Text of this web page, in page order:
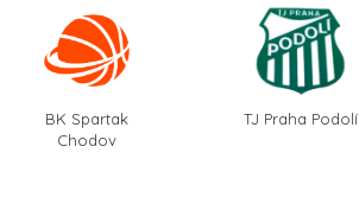
BK Spartak
Chodov
TJ Praha Podolí